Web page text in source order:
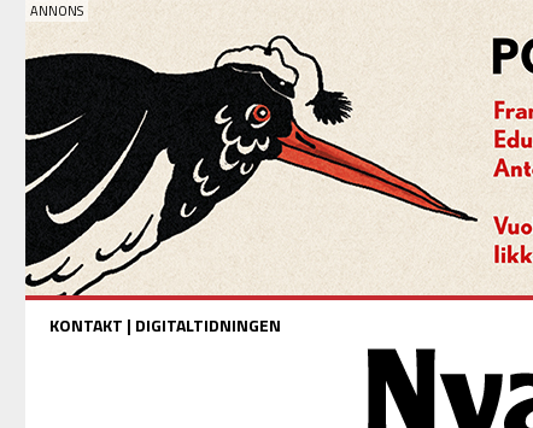
KONTAKT | DIGITALTIDNINGEN